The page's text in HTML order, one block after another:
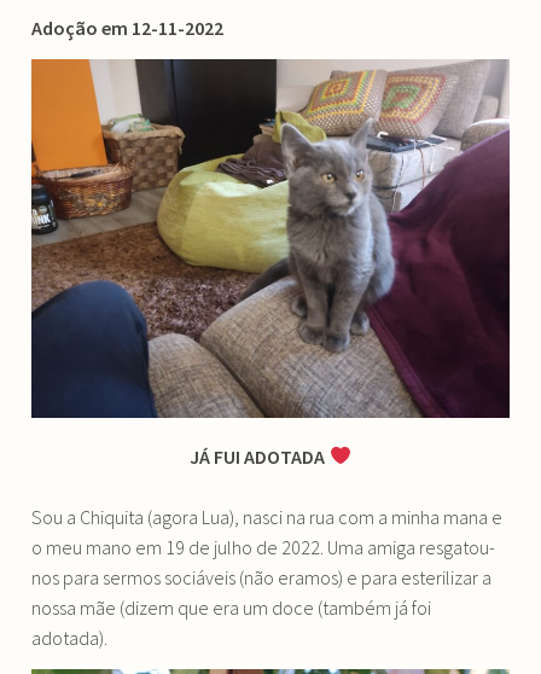
Adoção em 12-11-2022
JÁ FUI ADOTADA
Sou a Chiquita (agora Lua), nasci na rua com a minha mana e
o meu mano em 19 de julho de 2022. Uma amiga resgatou-
nos para sermos sociáveis (não eramos) e para esterilizar a
nossa mãe (dizem que era um doce (também já foi
adotada).